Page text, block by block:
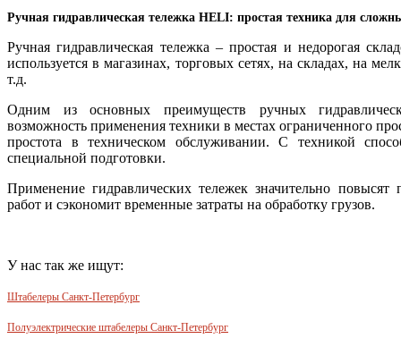
Ручная гидравлическая тележка HELI: простая техника для
Ручная гидравлическая тележка – простая и недорогая
используется в магазинах, торговых сетях, на складах, на
т.д.
Одним из основных преимуществ ручных
возможность применения техники в местах ограниченного
простота в техническом обслуживании. С техникой
специальной подготовки.
Применение гидравлических тележек значительно повысят
работ и сэкономит временные затраты на обработку грузов.
У нас так же ищут:
Штабелеры Санкт-Петербург
Полуэлектрические штабелеры Санкт-Петербург